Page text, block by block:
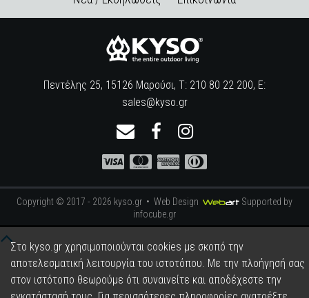
Πεντέλης 25, 15126 Μαρούσι, Τ: 210 80 22 200, E:
sales@kyso.gr
Copyright © 2017 - 2026 kyso.gr • Web Design
Supported by
infocube.gr
Στο kyso.gr χρησιμοποιούνται cookies με σκοπό την
αποτελεσματική λειτουργία του ιστοτόπου. Με την πλοήγησή σας
στον ιστότοπο θεωρούμε ότι συναινείτε και αποδέχεστε την